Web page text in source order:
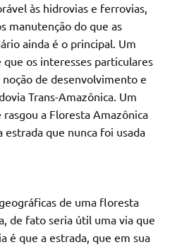
às hidrovias e ferrovias,
manutenção do que as
ainda é o principal. Um
que os interesses particulares
de desenvolvimento e
Trans-Amazônica. Um
a Floresta Amazônica
estrada que nunca foi usada
de uma floresta
de fato seria útil uma via que
é que a estrada, que em sua